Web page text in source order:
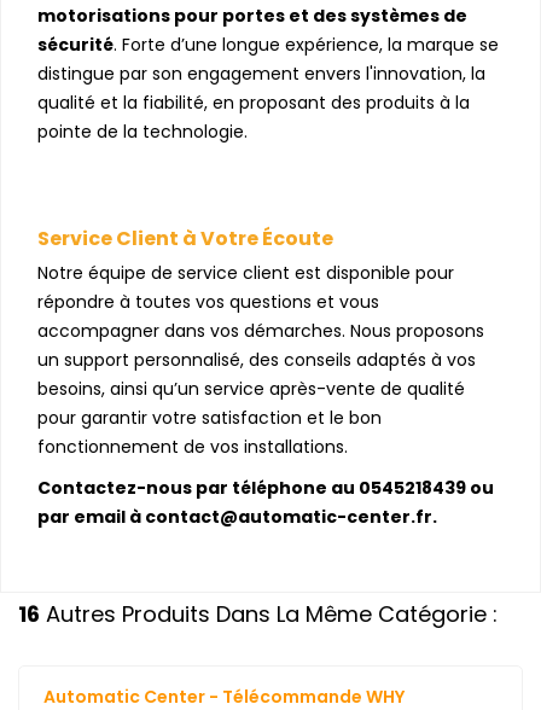
motorisations pour portes et des systèmes de
sécurité. Forte d’une longue expérience, la marque se
distingue par son engagement envers l'innovation, la
qualité et la fiabilité, en proposant des produits à la
pointe de la technologie.
Service Client à Votre Écoute
Notre équipe de service client est disponible pour
répondre à toutes vos questions et vous
accompagner dans vos démarches. Nous proposons
un support personnalisé, des conseils adaptés à vos
besoins, ainsi qu’un service après-vente de qualité
pour garantir votre satisfaction et le bon
fonctionnement de vos installations.
Contactez-nous par téléphone au 0545218439 ou
par email à contact@automatic-center.fr.
16 Autres Produits Dans La Même Catégorie :
Automatic Center - Télécommande WHY